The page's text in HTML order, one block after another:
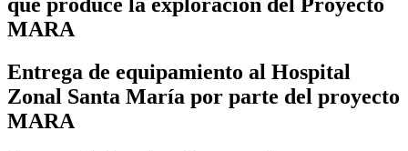
que produce la exploración del Proyecto
MARA
Entrega de equipamiento al Hospital
Zonal Santa María por parte del proyecto
MARA